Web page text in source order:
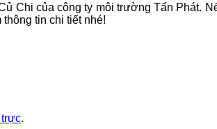
Chi của công ty môi trường Tấn Phát.
tin chi tiết nhé!
trực.